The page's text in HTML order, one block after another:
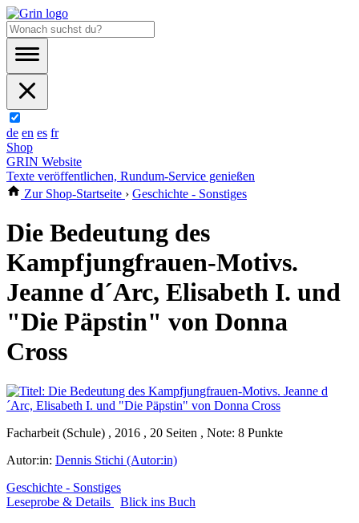
de en es fr
Shop
GRIN Website
Texte veröffentlichen, Rundum-Service genießen
Zur Shop-Startseite › Geschichte - Sonstiges
Die Bedeutung des
Kampfjungfrauen-Motivs.
Jeanne d´Arc, Elisabeth I. und
"Die Päpstin" von Donna
Cross
Facharbeit (Schule) , 2016 , 20 Seiten , Note: 8 Punkte
Autor:in: Dennis Stichi (Autor:in)
Geschichte - Sonstiges
Leseprobe & Details
Blick ins Buch